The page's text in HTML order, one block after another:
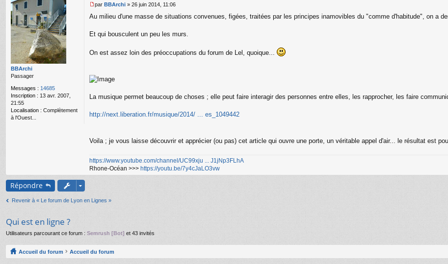
BBArchi
Passager
Messages : 14685
Inscription : 13 avr. 2007,
21:55
Localisation : Complètement
à l'Ouest...
e
s
e
n
l
par BBArchi » 26 juin 2014, 11:06
Au milieu d'une masse de situations convenues, figées, traitées par les principes inamovibles du "comme d'habitude", on a
Et qui bousculent un peu les murs.
On est assez loin des préoccupations du forum de Lel, quoique...
La musique permet beaucoup de choses ; elle peut faire interagir des personnes entre elles, les rapprocher, les faire
http://next.liberation.fr/musique/2014/ ... es_1049442
Voila ; je vous laisse découvrir et apprécier (ou pas) cet article qui ouvre une porte, un véritable appel d'air... le résultat est
https://www.youtube.com/channel/UC99xju ... J1jNp3FLhA
Rhone-Océan >>> https://youtu.be/7y4cJaLO3vw
Répondre
Revenir à « Le forum de Lyon en Lignes »
Qui est en ligne ?
Utilisateurs parcourant ce forum : Semrush [Bot] et 43 invités
Accueil du forum Accueil du forum